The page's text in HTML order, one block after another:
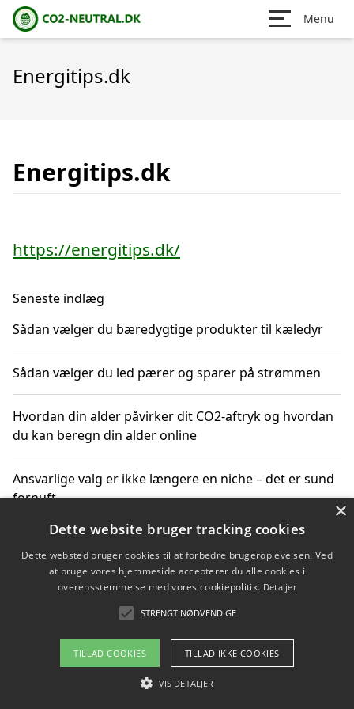
Menu
Energitips.dk
Energitips.dk
https://energitips.dk/
Seneste indlæg
Sådan vælger du bæredygtige produkter til kæledyr
Sådan vælger du led pærer og sparer på strømmen
Hvordan din alder påvirker dit CO2-aftryk og hvordan
du kan beregn din alder online
Ansvarlige valg er ikke længere en niche – det er sund
fornuft
Sådan kan du handle bæredygtigt og bestil med
faktura
Om / kontakt
Blog Betingelser
×
Dette website bruger tracking cookies
Dette websted bruger cookies til at forbedre brugeroplevelsen. Ved
at bruge vores hjemmeside accepterer du alle cookies i
overensstemmelse med vores cookiepolitik. Detaljer
STRENGT NØDVENDIGE
TILLAD COOKIES TILLAD IKKE COOKIES
VIS DETALJER